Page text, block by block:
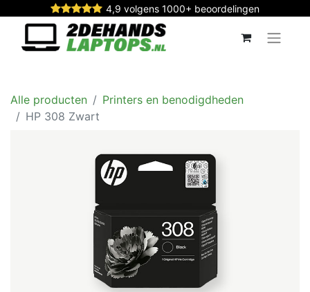
4,9 volgens 1000+ beoordelingen
Alle producten
Printers en benodigdheden
HP 308 Zwart